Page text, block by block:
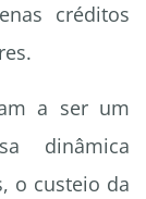
créditos
a ser um
dinâmica
o custeio da